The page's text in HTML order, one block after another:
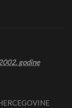
godine